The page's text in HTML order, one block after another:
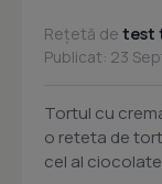
Rețetă de test
Publicat: 23
Tortul cu
o reteta de
cel al